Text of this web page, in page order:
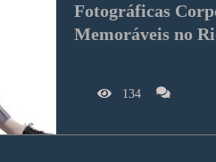
Fotográficas
Memoráveis no
134